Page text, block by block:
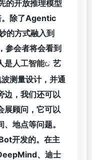
的开放推理模型
。除了Agentic
的方式融入到
参会者将会看到
是人工智能
艺
测量设计，并通
边，我们还可以
展顾问，它可以
地点等问题。
开发的。在主
、迪士